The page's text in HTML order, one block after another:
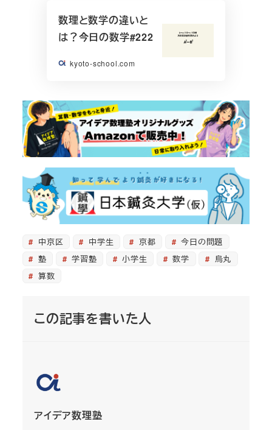
数理と数学の違いと
は？今日の数学#222
kyoto-school.com
中京区 中学生 京都
今日の問題
塾
学習塾 小学生 数学
烏丸
算数
この記事を書いた人
アイデア数理塾